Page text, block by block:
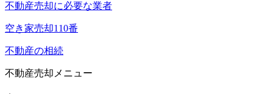
不動産売却に必要な業者
空き家売却110番
不動産の相続
不動産売却メニュー